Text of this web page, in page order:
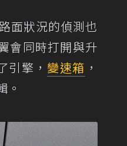
面狀況的偵測也
會同時打開與升
擎， 變速箱 ，
。